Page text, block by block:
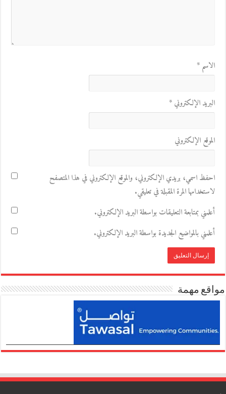
الاسم*
البريد الإلكتروني*
الموقع الإلكتروني
احفظ اسمي، بريدي الإلكتروني، والموقع الإلكتروني في هذا المتصفح
لاستخدامها المرة المقبلة في تعليقي.
أعلمني بمتابعة التعليقات بواسطة البريد الإلكتروني.
أعلمني بالمواضيع الجديدة بواسطة البريد الإلكتروني.
مواقع مهمة